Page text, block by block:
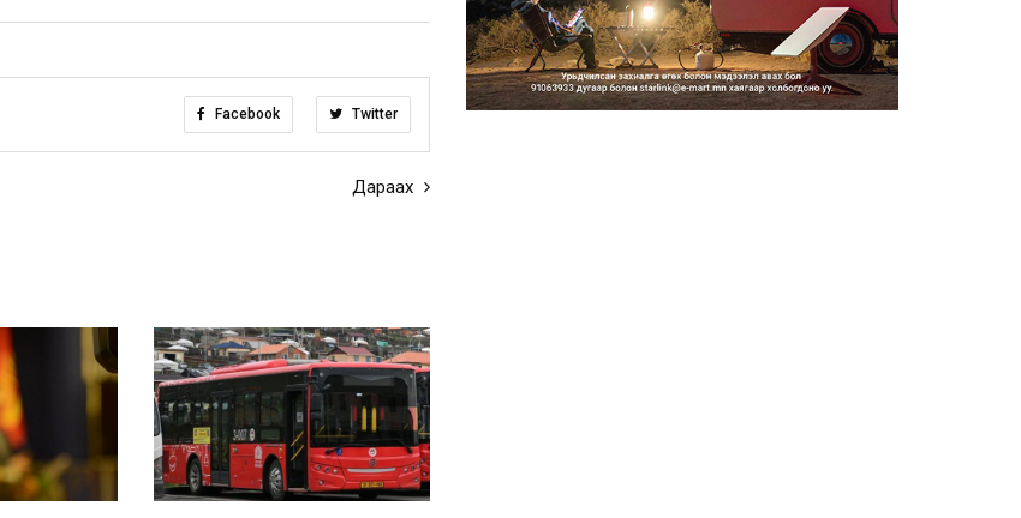
Facebook Twitter
Дараах
2026/08/06
Засгийн газар энэ оныг
дуустал санхүүгийн хэмнэлти...